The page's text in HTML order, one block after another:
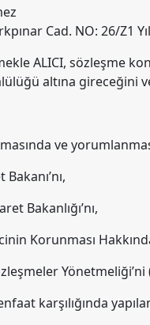
Cad. NO: 26/Z1
ALICI, sözleşme
altına gireceğini
ve
Bakanlığı’nı,
Korunması
Yönetmeliği’ni
karşılığında